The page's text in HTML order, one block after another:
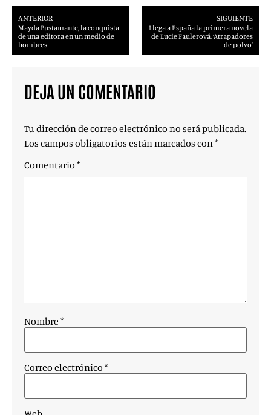
ANTERIOR
Mayda Bustamante, la conquista
de una editora en un medio de
hombres
SIGUIENTE
Llega a España la primera novela
de Lucie Faulerová, ‘Atrapadores
de polvo’
DEJA UN COMENTARIO
Tu dirección de correo electrónico no será publicada.
Los campos obligatorios están marcados con*
Comentario *
Nombre *
Correo electrónico *